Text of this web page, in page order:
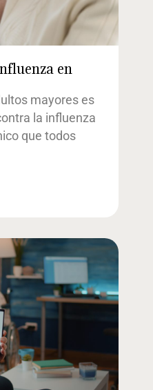
en
mayores es
la influenza
que todos